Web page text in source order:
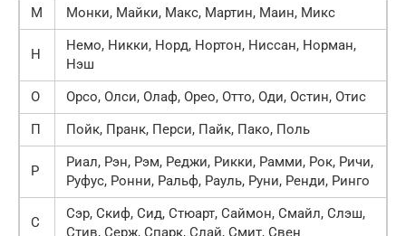
М
Монки, Майки, Макс, Мартин, Маин, Микс
Н
Немо, Никки, Норд, Нортон, Ниссан, Норман,
Нэш
О
Орсо, Олси, Олаф, Орео, Отто, Оди, Остин, Отис
П
Пойк, Пранк, Перси, Пайк, Пако, Поль
Р
Риал, Рэн, Рэм, Реджи, Рикки, Рамми, Рок, Ричи,
Руфус, Ронни, Ральф, Рауль, Руни, Ренди, Ринго
С
Сэр, Скиф, Сид, Стюарт, Саймон, Смайл, Слэш,
Стив, Серж, Спарк, Слай, Смит, Свен